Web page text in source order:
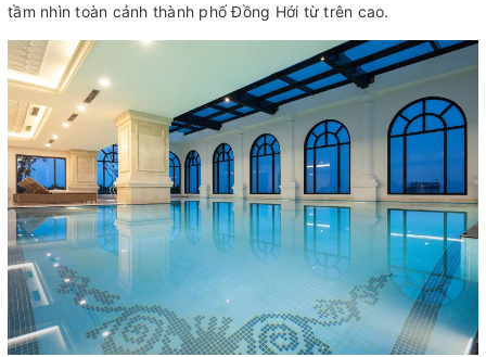
tầm nhìn toàn cảnh thành phố Đồng Hới từ trên cao.